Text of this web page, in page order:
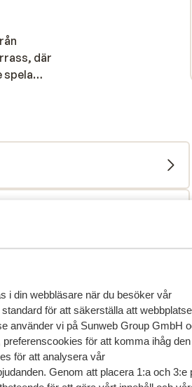
i din webbläsare när du besöker vår
för att säkerställa att
använder vi på Sunweb Group GmbH
för att komma ihåg den
för att analysera vår
Genom att placera 1:a och 3:e
där
spela
Beach
Hotel
med All
produkt.Mer om recensioner